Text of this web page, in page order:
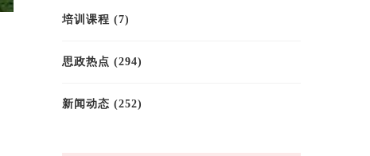
培训课程 (7)
思政热点 (294)
新闻动态 (252)